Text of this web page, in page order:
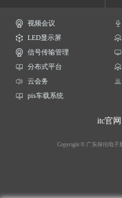
视频会议
LED显示屏
信号传输管理
分布式平台
云会务
pis车载系统
itc官网
Copyright © 广东保伦电子